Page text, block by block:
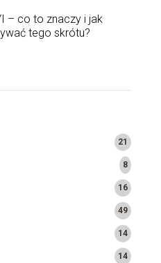
– co to znaczy i jak
tego skrótu?
21
8
16
49
14
14